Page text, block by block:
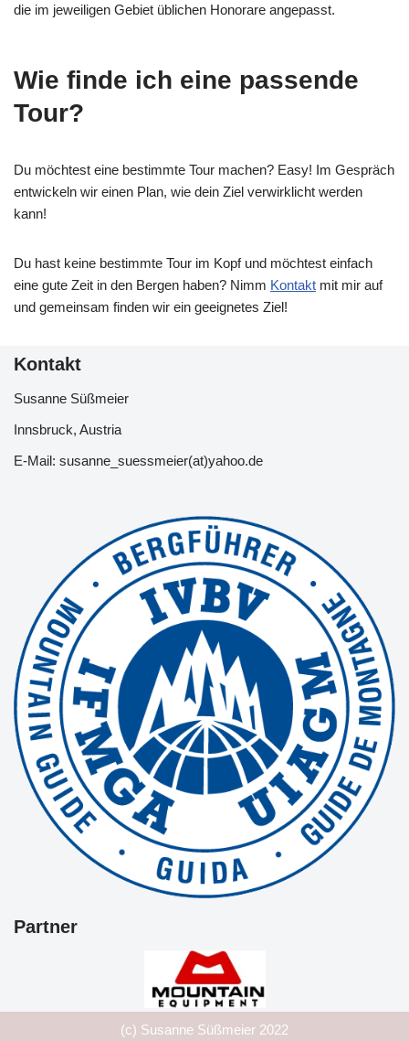
die im jeweiligen Gebiet üblichen Honorare angepasst.
Wie finde ich eine passende
Tour?
Du möchtest eine bestimmte Tour machen? Easy! Im Gespräch
entwickeln wir einen Plan, wie dein Ziel verwirklicht werden
kann!
Du hast keine bestimmte Tour im Kopf und möchtest einfach
eine gute Zeit in den Bergen haben? Nimm Kontakt mit mir auf
und gemeinsam finden wir ein geeignetes Ziel!
Kontakt
Susanne Süßmeier
Innsbruck, Austria
E-Mail: susanne_suessmeier(at)yahoo.de
Partner
(c) Susanne Süßmeier 2022